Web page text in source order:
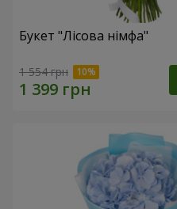
Букет "Лісова німфа"
1 554 грн